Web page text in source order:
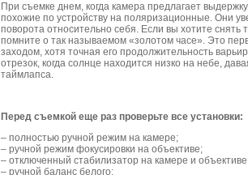
При съемке днем, когда камера предлагает
похожие по устройству на поляризационные. Они
поворота относительно себя. Если вы хотите
помните о так называемом «золотом часе». Это
заходом, хотя точная его продолжительность
отрезок, когда солнце находится низко на небе,
таймлапса.
Перед съемкой еще раз проверьте все установки:
– полностью ручной режим на камере;
– ручной режим фокусировки на объективе;
– отключенный стабилизатор на камере и
– ручной баланс белого;